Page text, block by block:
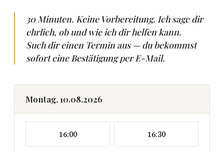
30 Minuten. Keine Vorbereitung. Ich sage dir
ehrlich, ob und wie ich dir helfen kann.
Such dir einen Termin aus — du bekommst
sofort eine Bestätigung per E-Mail.
Montag, 10.08.2026
16:00 16:30